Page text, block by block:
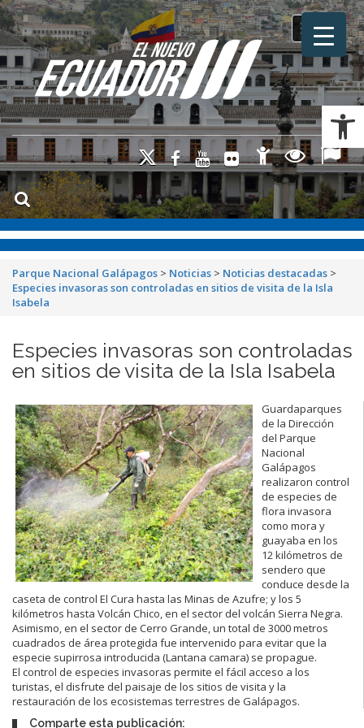
Toggle
Parque Nacional Galápagos > Noticias > Noticias destacadas >
Especies invasoras son controladas en sitios de visita de la Isla
Isabela
Especies invasoras son controladas
en sitios de visita de la Isla Isabela
Guardaparques
de la Dirección
del Parque
Nacional
Galápagos
realizaron control
de especies de
flora invasora
como mora y
guayaba en los
12 kilómetros de
sendero que
conduce desde la
caseta de control El Cura hasta las Minas de Azufre; y los 5
kilómetros hasta Volcán Chico, en el sector del volcán Sierra Negra.
Asimismo, en el sector de Cerro Grande, un total de 3000 metros
cuadrados de área protegida fue intervenido para evitar que la
especie supirrosa introducida (Lantana camara) se propague.
El control de especies invasoras permite el fácil acceso a los
turistas, el disfrute del paisaje de los sitios de visita y la
restauración de los ecosistemas terrestres de Galápagos.
Comparte esta publicación: